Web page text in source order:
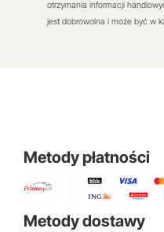
otrzymania informacji
jest dobrowolna i może być w
Metody płatności
Metody dostawy